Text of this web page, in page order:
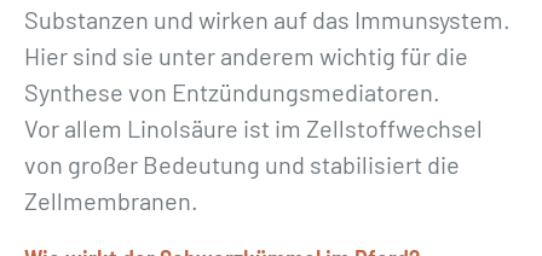
Substanzen und wirken auf das Immunsystem.
Hier sind sie unter anderem wichtig für die
Synthese von Entzündungsmediatoren.
Vor allem Linolsäure ist im Zellstoffwechsel
von großer Bedeutung und stabilisiert die
Zellmembranen.